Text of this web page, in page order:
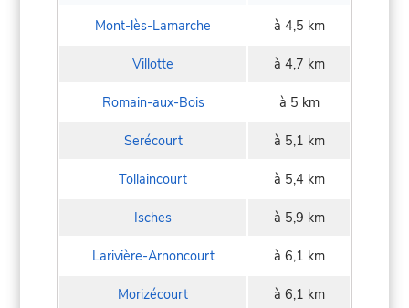
Mont-lès-Lamarche à 4,5 km
Villotte à 4,7 km
Romain-aux-Bois à 5 km
Serécourt à 5,1 km
Tollaincourt à 5,4 km
Isches à 5,9 km
Larivière-Arnoncourt à 6,1 km
Morizécourt à 6,1 km